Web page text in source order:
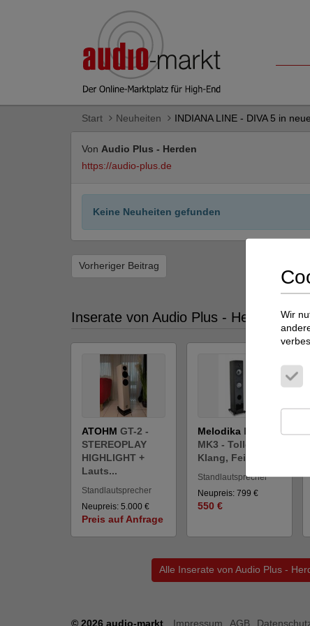
Start Neuheiten INDIANA LINE - DIVA 5 in
Von Audio Plus - Herden
https://audio-plus.de
Keine Neuheiten gefunden
Vorheriger Beitrag
Inserate von Audio Plus - Herden im
ATOHM GT-2 -
STEREOPLAY
HIGHLIGHT +
Lauts...
Standlautsprecher
Neupreis: 5.000 €
Preis auf Anfrage
Melodika BL30
MK3 - Toller
Klang, Feine V...
Standlautsprecher
Neupreis: 799 €
550 €
Alle Inserate von Audio Plus -
© 2026 audio-markt Impressum AGB
Wir